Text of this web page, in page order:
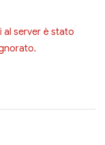
server è stato